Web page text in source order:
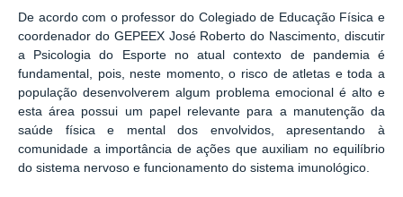
De acordo com o professor do Colegiado de Educação Física e
coordenador do GEPEEX José Roberto do Nascimento, discutir
a Psicologia do Esporte no atual contexto de pandemia é
fundamental, pois, neste momento, o risco de atletas e toda a
população desenvolverem algum problema emocional é alto e
esta área possui um papel relevante para a manutenção da
saúde física e mental dos envolvidos, apresentando à
comunidade a importância de ações que auxiliam no equilíbrio
do sistema nervoso e funcionamento do sistema imunológico.